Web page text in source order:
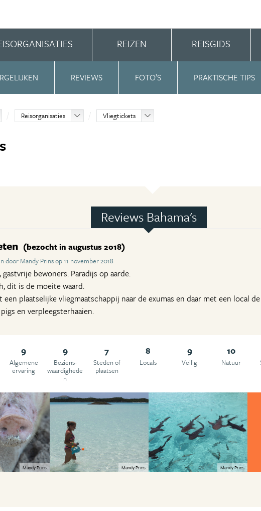
REIZEN REISGIDS
REVIEWS FOTO’S PRAKTISCHE TIPS
Reisorganisaties Vliegtickets
Reviews Bahama's
(bezocht in augustus 2018)
door Mandy Prins op 11 november 2018
bewoners. Paradijs op aarde.
dit is de moeite waard.
plaatselijke vliegmaatschappij naar de exumas en daar met een local
en verpleegsterhaaien.
9
Algemene
ervaring
9
Beziens­
waardighede
n
7
Steden of
plaatsen
8
Locals
9
Veilig
10
Natuur
Mandy Prins Mandy Prins Mandy Prins